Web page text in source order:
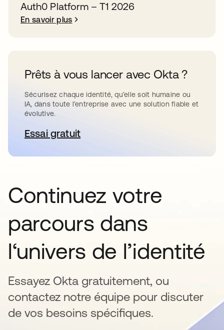
Auth0 Platform – T1 2026
En savoir plus
Prêts à vous lancer avec Okta ?
Sécurisez chaque identité, qu’elle soit humaine ou
IA, dans toute l’entreprise avec une solution fiable et
évolutive.
Essai gratuits’ouvre dans un nouvel onglet
Continuez votre
parcours dans
l‘univers de l’identité
Essayez Okta gratuitement, ou
contactez notre équipe pour discuter
de vos besoins spécifiques.